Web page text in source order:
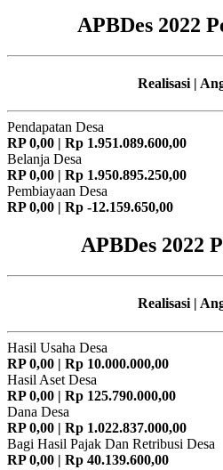
APBDes 2022
Realisasi |
Pendapatan Desa
RP 0,00 | Rp 1.951.089.600,00
Belanja Desa
RP 0,00 | Rp 1.950.895.250,00
Pembiayaan Desa
RP 0,00 | Rp -12.159.650,00
APBDes 2022
Realisasi |
Hasil Usaha Desa
RP 0,00 | Rp 10.000.000,00
Hasil Aset Desa
RP 0,00 | Rp 125.790.000,00
Dana Desa
RP 0,00 | Rp 1.022.837.000,00
Bagi Hasil Pajak Dan Retribusi Desa
RP 0,00 | Rp 40.139.600,00